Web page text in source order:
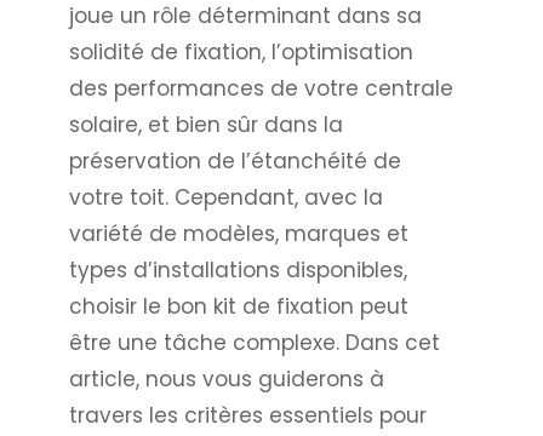
joue un rôle déterminant dans sa
solidité de fixation, l’optimisation
des performances de votre centrale
solaire, et bien sûr dans la
préservation de l’étanchéité de
votre toit. Cependant, avec la
variété de modèles, marques et
types d’installations disponibles,
choisir le bon kit de fixation peut
être une tâche complexe. Dans cet
article, nous vous guiderons à
travers les critères essentiels pour